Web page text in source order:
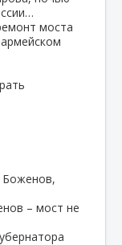
моста
Боженов,